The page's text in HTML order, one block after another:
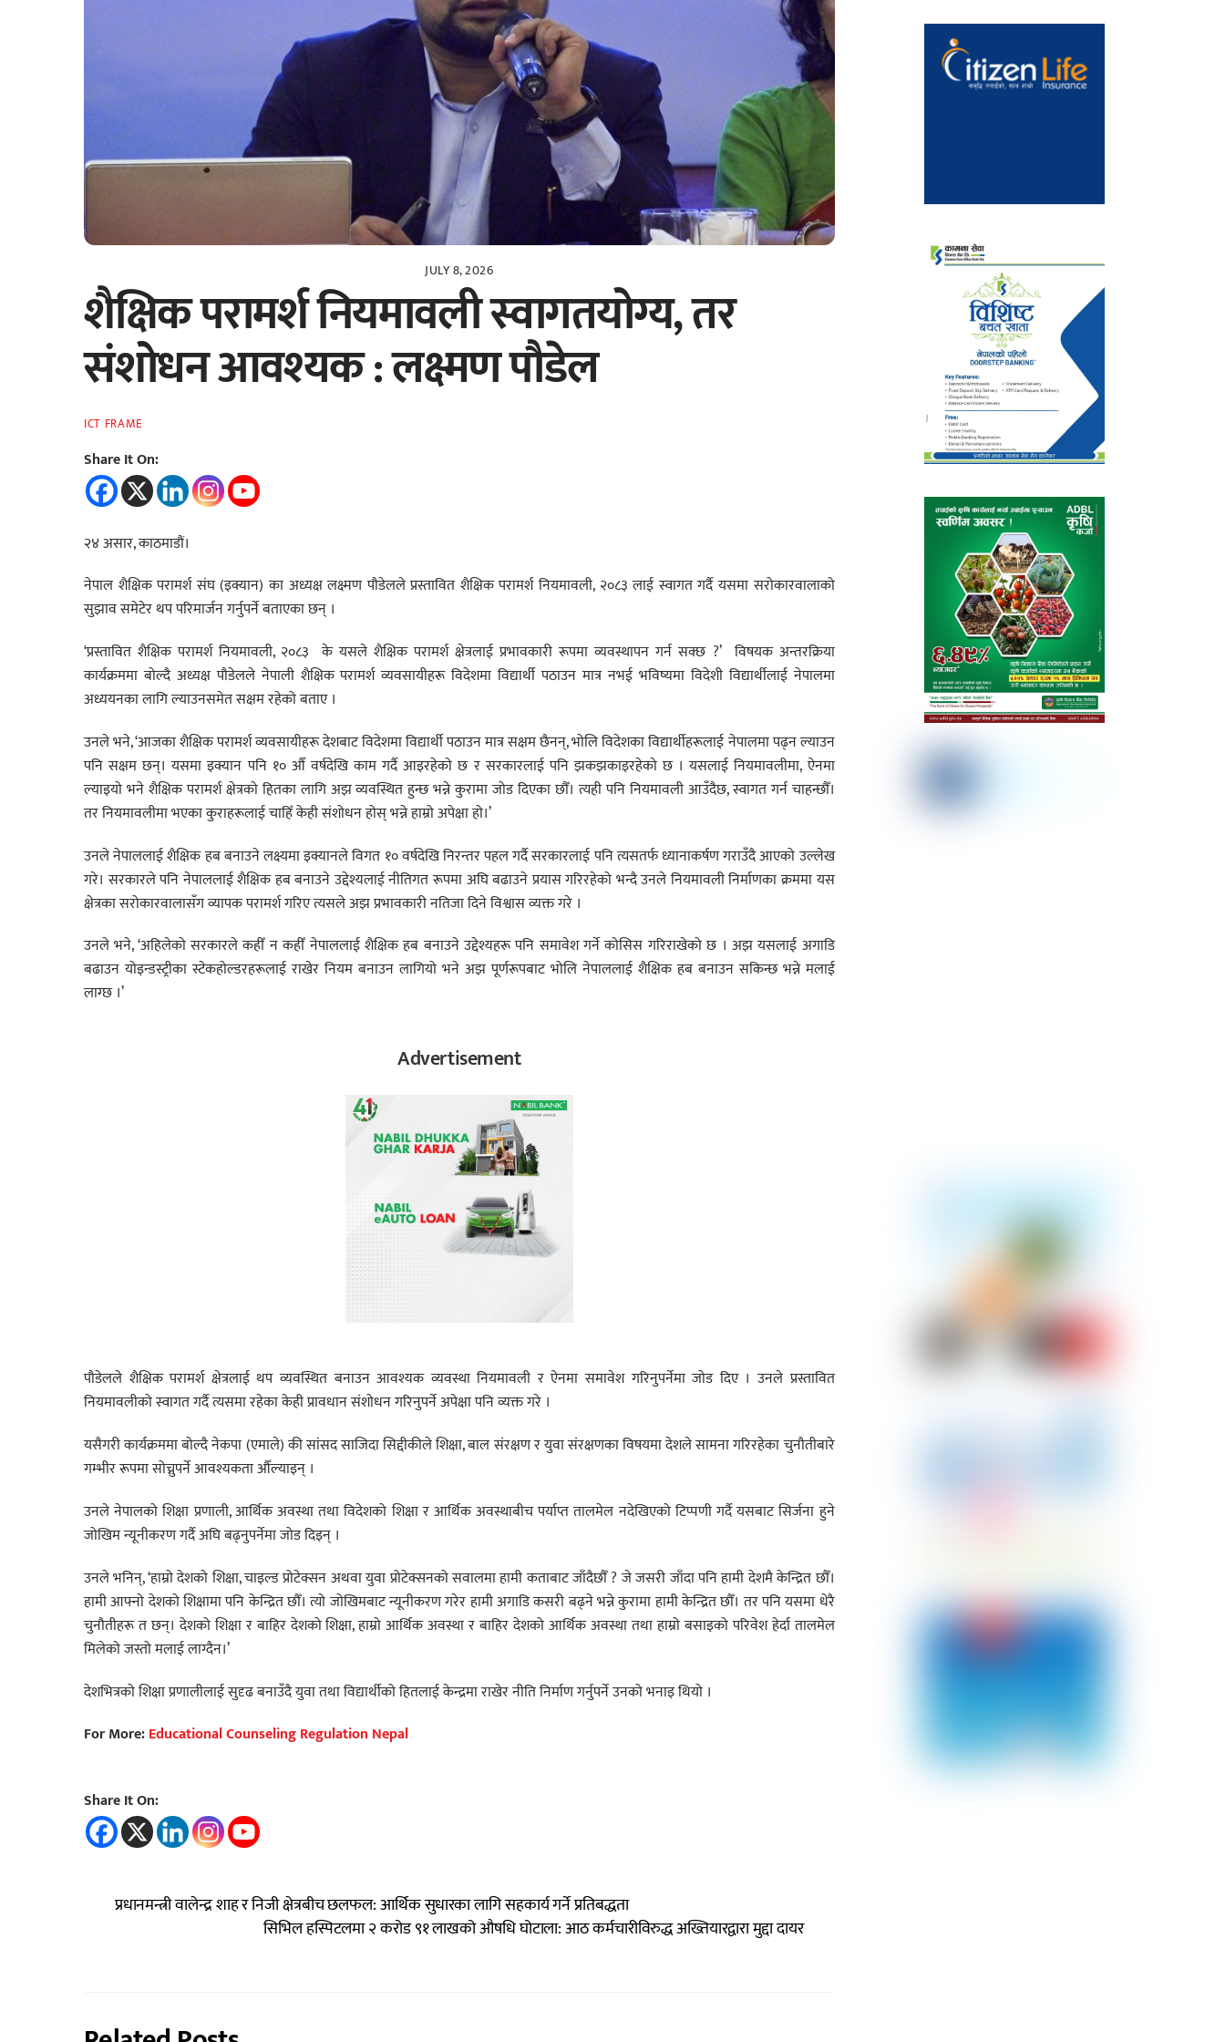
JULY 8, 2026
शैक्षिक परामर्श नियमावली स्वागतयोग्य, तर
संशोधन आवश्यक : लक्ष्मण पौडेल
ICT FRAME
Share It On:
२४ असार, काठमाडौं।
नेपाल शैक्षिक परामर्श संघ (इक्यान) का अध्यक्ष लक्ष्मण पौडेलले प्रस्तावित शैक्षिक परामर्श नियमावली, २०८३ लाई स्वागत गर्दै यसमा सरोकारवालाको
सुझाव समेटेर थप परिमार्जन गर्नुपर्ने बताएका छन् ।
‘प्रस्तावित शैक्षिक परामर्श नियमावली, २०८३ के यसले शैक्षिक परामर्श क्षेत्रलाई प्रभावकारी रूपमा व्यवस्थापन गर्न सक्छ ?’ विषयक अन्तरक्रिया
कार्यक्रममा बोल्दै अध्यक्ष पौडेलले नेपाली शैक्षिक परामर्श व्यवसायीहरू विदेशमा विद्यार्थी पठाउन मात्र नभई भविष्यमा विदेशी विद्यार्थीलाई नेपालमा
अध्ययनका लागि ल्याउनसमेत सक्षम रहेको बताए ।
उनले भने, ‘आजका शैक्षिक परामर्श व्यवसायीहरू देशबाट विदेशमा विद्यार्थी पठाउन मात्र सक्षम छैनन्, भोलि विदेशका विद्यार्थीहरूलाई नेपालमा पढ्न ल्याउन
पनि सक्षम छन्। यसमा इक्यान पनि १० औँ वर्षदेखि काम गर्दै आइरहेको छ र सरकारलाई पनि झकझकाइरहेको छ । यसलाई नियमावलीमा, ऐनमा
ल्याइयो भने शैक्षिक परामर्श क्षेत्रको हितका लागि अझ व्यवस्थित हुन्छ भन्ने कुरामा जोड दिएका छौँ। त्यही पनि नियमावली आउँदैछ, स्वागत गर्न चाहन्छौँ।
तर नियमावलीमा भएका कुराहरूलाई चाहिँ केही संशोधन होस् भन्ने हाम्रो अपेक्षा हो।’
उनले नेपाललाई शैक्षिक हब बनाउने लक्ष्यमा इक्यानले विगत १० वर्षदेखि निरन्तर पहल गर्दै सरकारलाई पनि त्यसतर्फ ध्यानाकर्षण गराउँदै आएको उल्लेख
गरे। सरकारले पनि नेपाललाई शैक्षिक हब बनाउने उद्देश्यलाई नीतिगत रूपमा अघि बढाउने प्रयास गरिरहेको भन्दै उनले नियमावली निर्माणका क्रममा यस
क्षेत्रका सरोकारवालासँग व्यापक परामर्श गरिए त्यसले अझ प्रभावकारी नतिजा दिने विश्वास व्यक्त गरे ।
उनले भने, ‘अहिलेको सरकारले कहीँ न कहीँ नेपाललाई शैक्षिक हब बनाउने उद्देश्यहरू पनि समावेश गर्ने कोसिस गरिराखेको छ । अझ यसलाई अगाडि
बढाउन योइन्डस्ट्रीका स्टेकहोल्डरहरूलाई राखेर नियम बनाउन लागियो भने अझ पूर्णरूपबाट भोलि नेपाललाई शैक्षिक हब बनाउन सकिन्छ भन्ने मलाई
लाग्छ ।’
Advertisement
पौडेलले शैक्षिक परामर्श क्षेत्रलाई थप व्यवस्थित बनाउन आवश्यक व्यवस्था नियमावली र ऐनमा समावेश गरिनुपर्नेमा जोड दिए । उनले प्रस्तावित
नियमावलीको स्वागत गर्दै त्यसमा रहेका केही प्रावधान संशोधन गरिनुपर्ने अपेक्षा पनि व्यक्त गरे ।
यसैगरी कार्यक्रममा बोल्दै नेकपा (एमाले) की सांसद साजिदा सिद्दीकीले शिक्षा, बाल संरक्षण र युवा संरक्षणका विषयमा देशले सामना गरिरहेका चुनौतीबारे
गम्भीर रूपमा सोच्नुपर्ने आवश्यकता औँल्याइन् ।
उनले नेपालको शिक्षा प्रणाली, आर्थिक अवस्था तथा विदेशको शिक्षा र आर्थिक अवस्थाबीच पर्याप्त तालमेल नदेखिएको टिप्पणी गर्दै यसबाट सिर्जना हुने
जोखिम न्यूनीकरण गर्दै अघि बढ्नुपर्नेमा जोड दिइन् ।
उनले भनिन्, ‘हाम्रो देशको शिक्षा, चाइल्ड प्रोटेक्सन अथवा युवा प्रोटेक्सनको सवालमा हामी कताबाट जाँदैछौँ ? जे जसरी जाँदा पनि हामी देशमै केन्द्रित छौँ।
हामी आफ्नो देशको शिक्षामा पनि केन्द्रित छौँ। त्यो जोखिमबाट न्यूनीकरण गरेर हामी अगाडि कसरी बढ्ने भन्ने कुरामा हामी केन्द्रित छौँ। तर पनि यसमा धेरै
चुनौतीहरू त छन्। देशको शिक्षा र बाहिर देशको शिक्षा, हाम्रो आर्थिक अवस्था र बाहिर देशको आर्थिक अवस्था तथा हाम्रो बसाइको परिवेश हेर्दा तालमेल
मिलेको जस्तो मलाई लाग्दैन।’
देशभित्रको शिक्षा प्रणालीलाई सुदृढ बनाउँदै युवा तथा विद्यार्थीको हितलाई केन्द्रमा राखेर नीति निर्माण गर्नुपर्ने उनको भनाइ थियो ।
For More:Educational Counseling Regulation Nepal
Share It On:
प्रधानमन्त्री वालेन्द्र शाह र निजी क्षेत्रबीच छलफल: आर्थिक सुधारका लागि सहकार्य गर्ने प्रतिबद्धता
सिभिल हस्पिटलमा २ करोड ९१ लाखको औषधि घोटाला: आठ कर्मचारीविरुद्ध अख्तियारद्वारा मुद्दा दायर